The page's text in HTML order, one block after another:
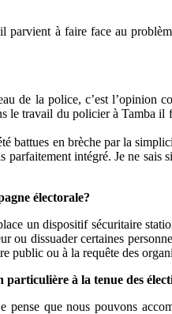
parvient à faire face au
de la police, c’est l’opinion
le travail du policier à Tamba il
battues en brèche par la
intégré. Je ne sais
électorale?
un dispositif sécuritaire
ou dissuader certaines
public ou à la requête des
particulière à la tenue des
que nous pouvons